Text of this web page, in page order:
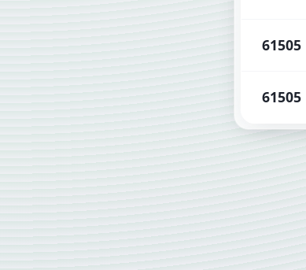
61505
61505